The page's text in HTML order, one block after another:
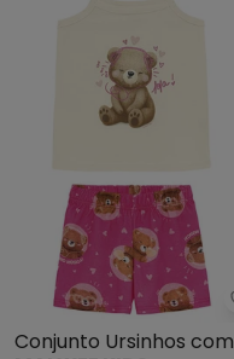
Conjunto Ursinhos com